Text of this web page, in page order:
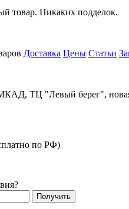
товар. Никаких подделок.
Доставка Цены Статьи
ТЦ "Левый берег", новая
по РФ)